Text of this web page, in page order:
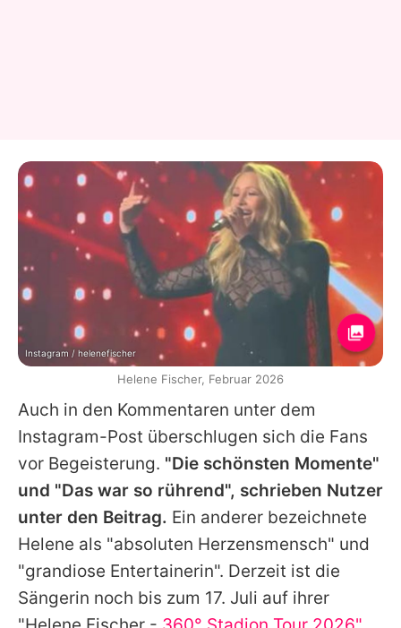
Auch in den Kommentaren unter dem
Instagram-Post überschlugen sich die Fans
vor Begeisterung. "Die schönsten Momente"
und "Das war so rührend", schrieben Nutzer
unter den Beitrag. Ein anderer bezeichnete
Helene als "absoluten Herzensmensch" und
"grandiose Entertainerin". Derzeit ist die
Sängerin noch bis zum 17. Juli auf ihrer
Instagram / helenefischer
Helene Fischer, Februar 2026